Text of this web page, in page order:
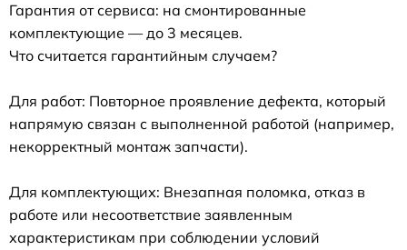
Гарантия от сервиса: на смонтированные
комплектующие — до 3 месяцев.
Что считается гарантийным случаем?
Для работ: Повторное проявление дефекта, который
напрямую связан с выполненной работой (например,
некорректный монтаж запчасти).
Для комплектующих: Внезапная поломка, отказ в
работе или несоответствие заявленным
характеристикам при соблюдении условий